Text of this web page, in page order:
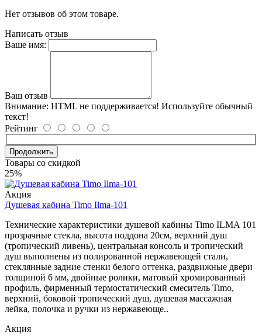
Нет отзывов об этом товаре.
Написать отзыв
Ваше имя:
Ваш отзыв
Внимание: HTML не поддерживается! Используйте обычный
текст!
Рейтинг
Продолжить
Товары со скидкой
25%
Акция
Душевая кабина Timo Ilma-101
Технические характеристики душевой кабины Timo ILMA 101
прозрачные стекла, высота поддона 20см, верхний душ
(тропический ливень), центральная консоль и тропический
душ выполнены из полированной нержавеющей стали,
стеклянные задние стенки белого оттенка, раздвижные двери
толщиной 6 мм, двойные ролики, матовый хромированный
профиль, фирменный термостатический смеситель Timo,
верхний, боковой тропический душ, душевая массажная
лейка, полочка и ручки из нержавеюще..
Акция